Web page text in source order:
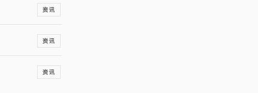
资讯
资讯
资讯